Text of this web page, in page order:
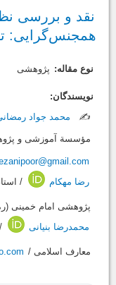
نقد و بررسی
همجنس‌گرایی:
نوع مقاله: پژوهشی
نویسندگان:
✍️
محمد جواد
مؤسسة آموزشی و
رضا مهکام
/
پژوهشی امام خمینی
محمدرضا بنیانی
معارف اسلامی /